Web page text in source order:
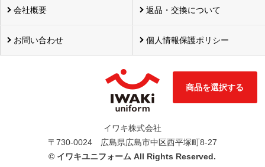
商品を選択する
会社概要 返品・交換について
お問い合わせ 個人情報保護ポリシー
イワキ株式会社
〒730-0024 広島県広島市中区西平塚町8-27
© イワキユニフォーム All Rights Reserved.